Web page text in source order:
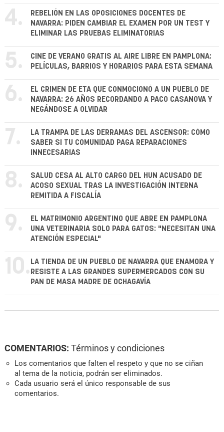
4.
REBELIÓN EN LAS OPOSICIONES DOCENTES DE
NAVARRA: PIDEN CAMBIAR EL EXAMEN POR UN TEST Y
ELIMINAR LAS PRUEBAS ELIMINATORIAS
5.
CINE DE VERANO GRATIS AL AIRE LIBRE EN PAMPLONA:
PELÍCULAS, BARRIOS Y HORARIOS PARA ESTA SEMANA
6.
EL CRIMEN DE ETA QUE CONMOCIONÓ A UN PUEBLO DE
NAVARRA: 26 AÑOS RECORDANDO A PACO CASANOVA Y
NEGÁNDOSE A OLVIDAR
7.
LA TRAMPA DE LAS DERRAMAS DEL ASCENSOR: CÓMO
SABER SI TU COMUNIDAD PAGA REPARACIONES
INNECESARIAS
8.
SALUD CESA AL ALTO CARGO DEL HUN ACUSADO DE
ACOSO SEXUAL TRAS LA INVESTIGACIÓN INTERNA
REMITIDA A FISCALÍA
9.
EL MATRIMONIO ARGENTINO QUE ABRE EN PAMPLONA
UNA VETERINARIA SOLO PARA GATOS: "NECESITAN UNA
ATENCIÓN ESPECIAL"
10. LA TIENDA DE UN PUEBLO DE NAVARRA QUE ENAMORA Y
RESISTE A LAS GRANDES SUPERMERCADOS CON SU
PAN DE MASA MADRE DE OCHAGAVÍA
COMENTARIOS: Términos y condiciones
Los comentarios que falten el respeto y que no se ciñan
al tema de la noticia, podrán ser eliminados.
Cada usuario será el único responsable de sus
comentarios.